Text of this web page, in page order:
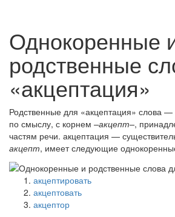
Однокоренные
родственные
«акцептация»
Родственные для «акцептация» слова —
по смыслу, с корнем –акцепт–,
частям речи. акцептация —
акцепт, имеет следующие
акцептировать
акцептовать
акцептор